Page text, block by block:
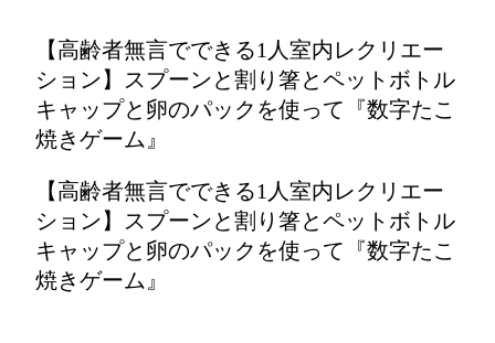
【高齢者無言でできる1人室内レクリエー
ション】スプーンと割り箸とペットボトル
キャップと卵のパックを使って『数字たこ
焼きゲーム』
【高齢者無言でできる1人室内レクリエー
ション】スプーンと割り箸とペットボトル
キャップと卵のパックを使って『数字たこ
焼きゲーム』